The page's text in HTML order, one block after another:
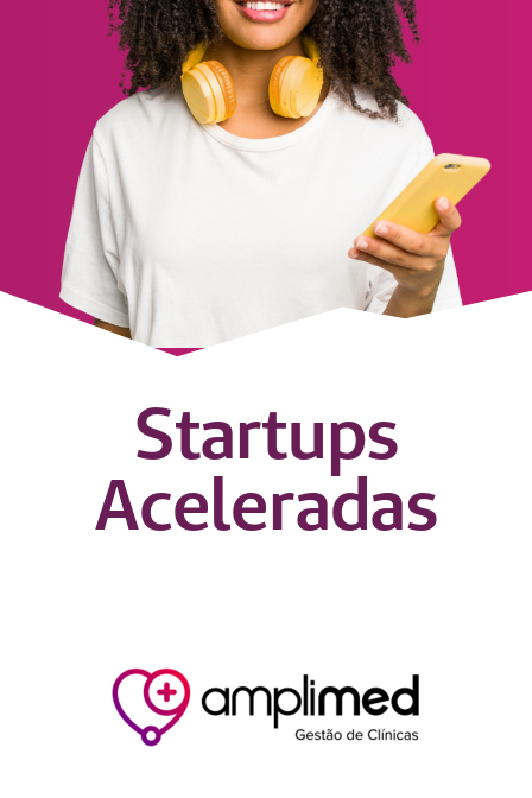
Startups
Aceleradas